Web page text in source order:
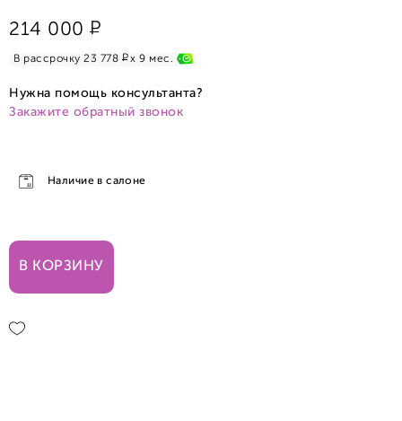
214 000 Р
В рассрочку 23 778 Рx 9 мес.
Нужна помощь консультанта?
Закажите обратный звонок
Наличие в салоне
В КОРЗИНУ